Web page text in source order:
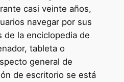
casi veinte años,
navegar por sus
de la enciclopedia de
tableta o
general de
de escritorio se está